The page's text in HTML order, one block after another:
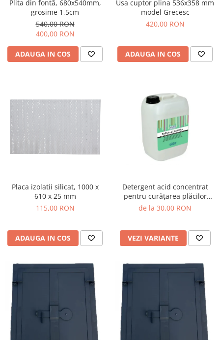
Mortar & chit pentru grătar
Plita din fontă, 680x540mm,
grosime 1,5cm
540,00 RON
400,00 RON
ADAUGA IN COS
Usa cuptor plina 536x358 mm
model Grecesc
420,00 RON
ADAUGA IN COS
Placa izolatii silicat, 1000 x
610 x 25 mm
115,00 RON
ADAUGA IN COS
Detergent acid concentrat
pentru curățarea plăcilor
ceramice și a teracotei,
de la 30,00 RON
VEZI VARIANTE